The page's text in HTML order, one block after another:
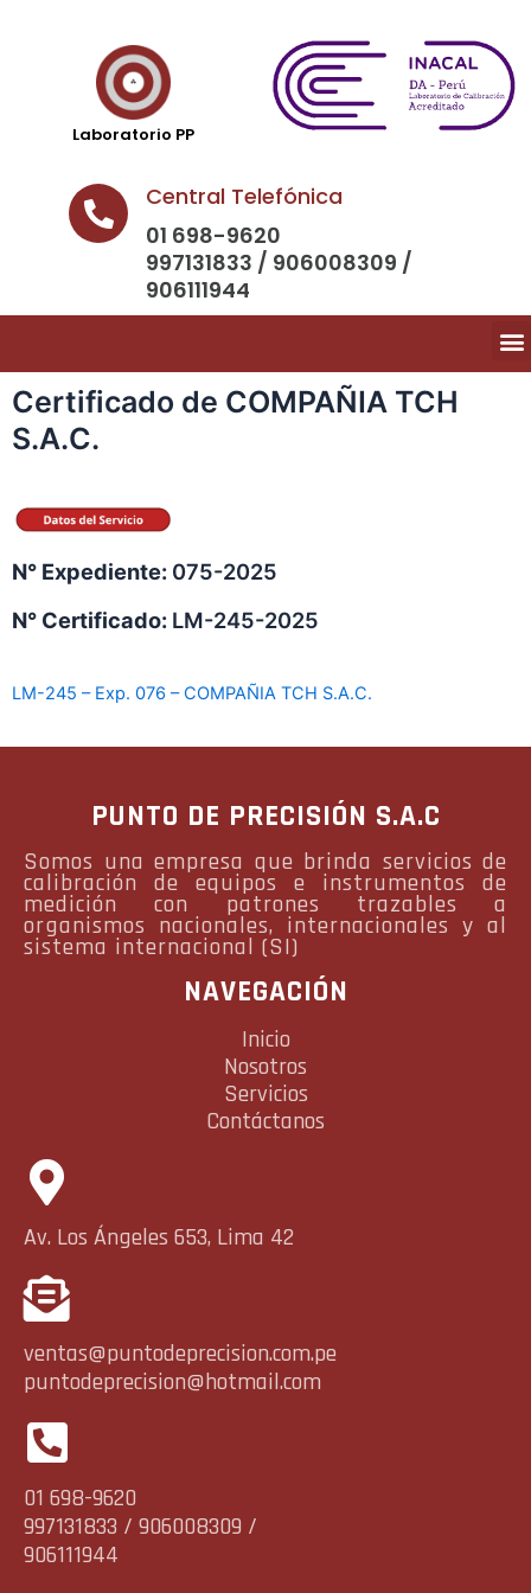
Laboratorio PP
Central Telefónica
01 698-9620
997131833 / 906008309 /
906111944
Certificado de COMPAÑIA TCH
S.A.C.
N° Expediente: 075-2025
N° Certificado: LM-245-2025
LM-245 – Exp. 076 – COMPAÑIA TCH S.A.C.
PUNTO DE PRECISIÓN S.A.C
Somos una empresa que brinda servicios de
calibración de equipos e instrumentos de
medición con patrones trazables a
organismos nacionales, internacionales y al
sistema internacional (SI)
NAVEGACIÓN
Inicio
Nosotros
Servicios
Contáctanos
Av. Los Ángeles 653, Lima 42
ventas@puntodeprecision.com.pe
puntodeprecision@hotmail.com
01 698-9620
997131833 / 906008309 /
906111944